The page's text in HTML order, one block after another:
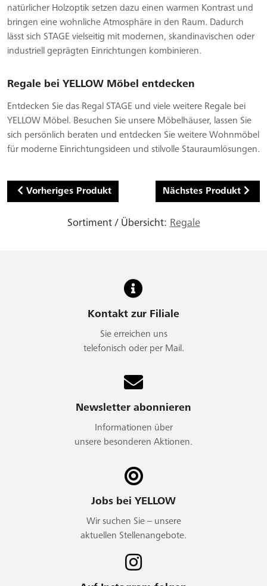
natürlicher Holzoptik setzen dazu einen warmen Kontrast und
bringen eine wohnliche Atmosphäre in den Raum. Dadurch
lässt sich STAGE vielseitig mit modernen, skandinavischen oder
industriell geprägten Einrichtungen kombinieren.
Regale bei YELLOW Möbel entdecken
Entdecken Sie das Regal STAGE und viele weitere Regale bei
YELLOW Möbel. Besuchen Sie unsere Möbelhäuser, lassen Sie
sich persönlich beraten und entdecken Sie weitere Wohnmöbel
für moderne Einrichtungsideen und stilvolle Stauraumlösungen.
Vorheriges Produkt Nächstes Produkt
Sortiment / Übersicht: Regale
Kontakt zur Filiale
Sie erreichen uns
telefonisch oder per Mail.
Newsletter abonnieren
Informationen über
unsere besonderen Aktionen.
Jobs bei YELLOW
Wir suchen Sie – unsere
aktuellen Stellenangebote.